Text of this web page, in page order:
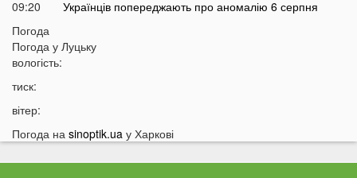
09:20
Українців попереджають про аномалію 6 серпня
09:05
вважався зниклим безвісти
21:32
20:21
Ці продукти потрібно викинути через 48 годин: вони
можуть бути небезпечними
Погода
Погода у Луцьку
вологість:
тиск:
вітер:
Погода на sinoptik.ua у Харкові